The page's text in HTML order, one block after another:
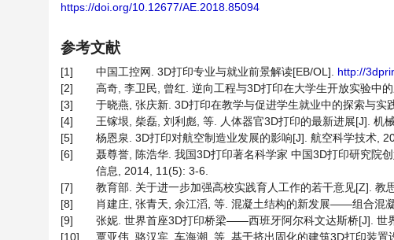
https://doi.org/10.12677/AE.2018.85094
参考文献
[1] 中国工控网. 3D打印专业与就业前景解读[EB/OL]. http://
[2]
高奇, 李卫民, 曾红. 逆向工程与3D打印在大学生开放实验中
[3]
于晓燕, 张庆新. 3D打印在教学与促进学生就业中的探索与实
[4]
王镓垠, 柴磊, 刘利彪, 等. 人体器官3D打印的最新进展[J]. 机
[5]
杨恩泉. 3D打印对航空制造业发展的影响[J]. 航空科学技术,
[6]
聂尊誉, 陈浩华. 我国3D打印著名科学家 中国3D打印研究
信息, 2014, 11(5): 3-6.
[7]
教育部. 关于进一步加强高校实践育人工作的若干意见[Z]. 教
[8]
肖建庄, 张青天, 余江滔, 等. 混凝土结构的新发展——组合混
[9]
张妮. 世界首座3D打印桥梁——西班牙阿尔科文达斯桥[J]. 世
[10]
覃亚伟, 骆汉宾, 车海潮, 等. 基于挤出固化的建筑3D打印装